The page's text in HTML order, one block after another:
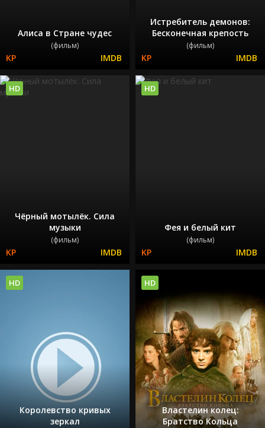
Алиса в Стране чудес
(фильм)
Истребитель демонов:
Бесконечная крепость
(фильм)
Чёрный мотылёк. Сила
музыки
(фильм)
HD
Фея и белый кит
(фильм)
HD
Королевство кривых
зеркал
HD
Властелин колец:
Братство Кольца
HD